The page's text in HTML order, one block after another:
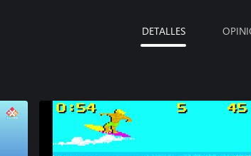
DETALLES